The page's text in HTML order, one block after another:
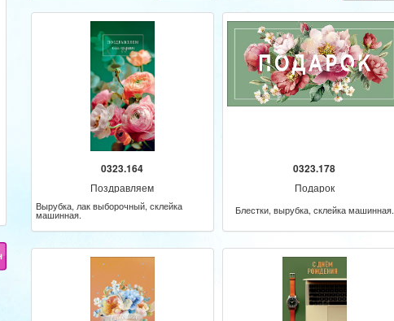
0323.164
Поздравляем
Вырубка, лак выборочный, склейка
машинная.
0323.178
Подарок
Блестки, вырубка, склейка машинная.